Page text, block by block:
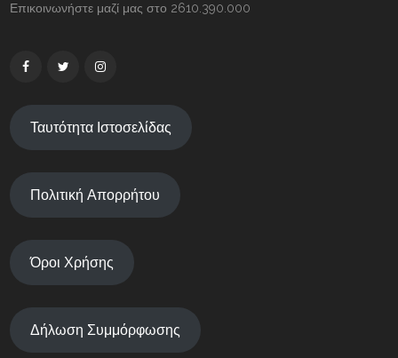
Επικοινωνήστε μαζί μας στο 2610.390.000
Ταυτότητα Ιστοσελίδας
Πολιτική Απορρήτου
Όροι Χρήσης
Δήλωση Συμμόρφωσης